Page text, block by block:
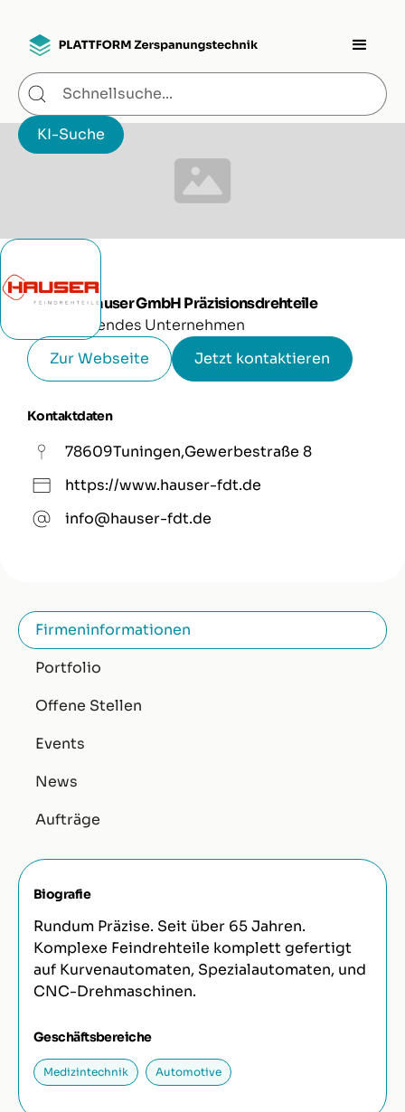
Herbert Hauser GmbH Präzisionsdrehteile
Produzierendes Unternehmen
Zur Webseite
Jetzt kontaktieren
Kontaktdaten
78609Tuningen,Gewerbestraße 8
https://www.hauser-fdt.de
info@hauser-fdt.de
Firmeninformationen
Portfolio
Offene Stellen
Events
News
Aufträge
Biografie
Rundum Präzise. Seit über 65 Jahren.
Komplexe Feindrehteile komplett gefertigt
auf Kurvenautomaten, Spezialautomaten, und
CNC-Drehmaschinen.
Geschäftsbereiche
Medizintechnik Automotive